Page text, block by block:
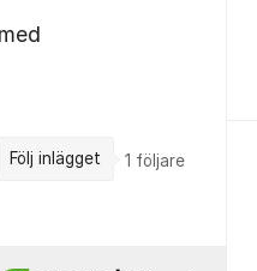
Följ inlägget 1 följare